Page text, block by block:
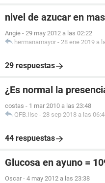
nivel de azucar en
Angie - 29 may 2012 a las 02:22
hermanamayor - 28 ene 2019 a
29 respuestas
¿Es normal la
costas - 1 mar 2010 a las 23:48
QFB.Ilse - 28 sep 2018 a las
44 respuestas
Glucosa en ayuno =
Oscar - 4 may 2012 a las 23:38